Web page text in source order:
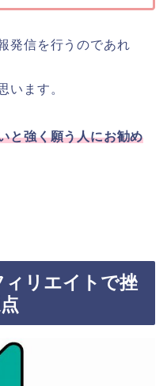
発信を行うのであれ
います。
と強く願う人にお勧め
リエイトで挫